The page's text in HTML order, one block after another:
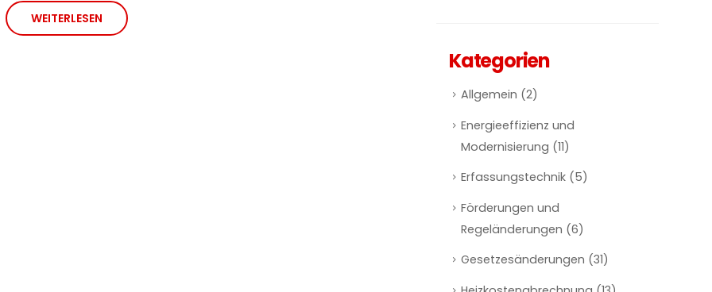
WEITERLESEN
Kategorien
Allgemein (2)
Energieeffizienz und
Modernisierung (11)
Erfassungstechnik (5)
Förderungen und
Regeländerungen (6)
Gesetzesänderungen (31)